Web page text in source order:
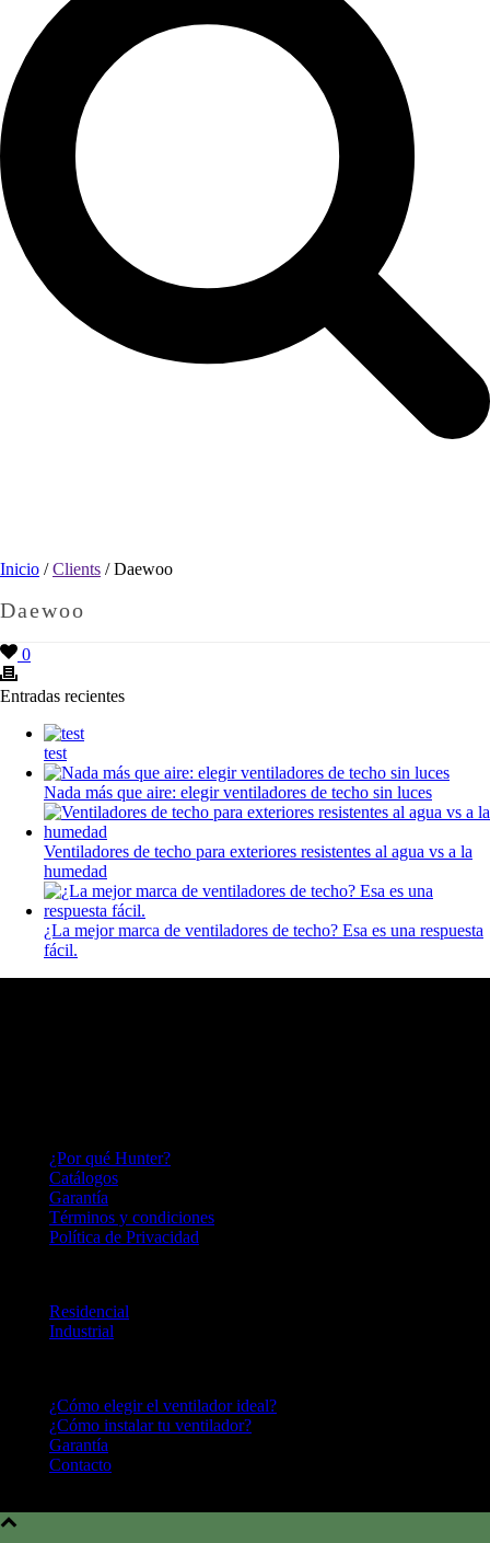
Inicio /Clients / Daewoo
Daewoo
0
Entradas recientes
test
Nada más que aire: elegir ventiladores de techo sin luces
Ventiladores de techo para exteriores resistentes al agua vs a la
humedad
¿La mejor marca de ventiladores de techo? Esa es una respuesta
fácil.
¿Por qué Hunter?
Catálogos
Garantía
Términos y condiciones
Política de Privacidad
Residencial
Industrial
¿Cómo elegir el ventilador ideal?
¿Cómo instalar tu ventilador?
Garantía
Contacto